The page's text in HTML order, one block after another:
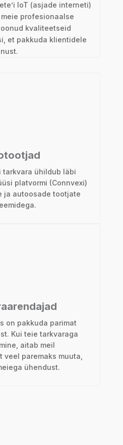
IoT (asjade interneti)
profesionaalse
kvaliteetseid
et pakkuda klientidele
tarkvara ühildub läbi
platvormi (Connvexi)
ja autoosade tootjate
on pakkuda parimat
Kui teie tarkvaraga
aitab meil
veel paremaks muuta,
ühendust.